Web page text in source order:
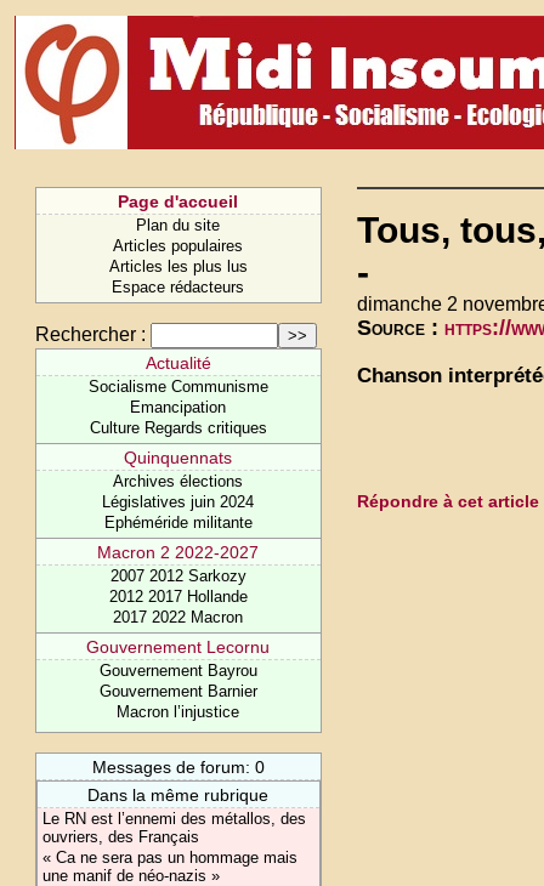
Page d'accueil
Plan du site
Articles populaires
Articles les plus lus
Espace rédacteurs
Rechercher :
Actualité
Socialisme Communisme
Emancipation
Culture Regards critiques
Quinquennats
Archives élections
Législatives juin 2024
Ephéméride militante
Macron 2 2022-2027
2007 2012 Sarkozy
2012 2017 Hollande
2017 2022 Macron
Gouvernement Lecornu
Gouvernement Bayrou
Gouvernement Barnier
Macron l’injustice
Messages de forum: 0
Dans la même rubrique
Le RN est l’ennemi des métallos, des
ouvriers, des Français
« Ca ne sera pas un hommage mais
une manif de néo-nazis »
Tous,
-
dimanche 2
Source : https://
Chanson
Répondre à cet article